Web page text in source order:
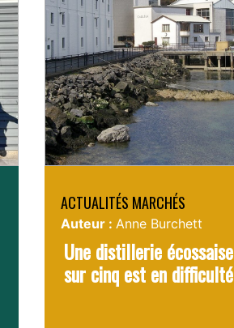
ACTUALITÉS MARCHÉS
Auteur : Anne Burchett
Une distillerie écossaise
sur cinq est en difficulté